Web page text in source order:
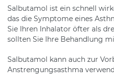
Salbutamol ist ein schnell
das die Symptome eines
Sie Ihren Inhalator öfter als
sollten Sie Ihre Behandlung
Salbutamol kann auch zur
Anstrengungsasthma